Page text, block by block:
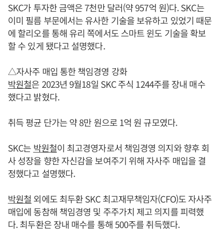
SKC가 투자한 금액은 7천만 달러(약 957억 원)다. SKC는
이미 필름 부문에서는 유사한 기술을 보유하고 있었기 때문
에 할리오를 통해 유리 쪽에서도 스마트 윈도 기술을 확보
할 수 있게 됐다고 설명했다.
△자사주 매입 통한 책임경영 강화
박원철은 2023년 9월18일 SKC 주식 1244주를 장내 매수
했다고 밝혔다.
취득 평균 단가는 약 8만 원으로 1억 원 규모였다.
SKC는 박원철이 최고경영자로서 책임경영 의지와 향후 회
사 성장을 향한 자신감을 보여주기 위해 자사주 매입을 결
정했다고 설명했다.
박원철 외에도 최두환 SKC 최고재무책임자(CFO)도 자사주
매입에 동참해 책임경영 및 주주가치 제고 의지를 피력했
다. 최두환은 장내 매수를 통해 500주를 취득했다.